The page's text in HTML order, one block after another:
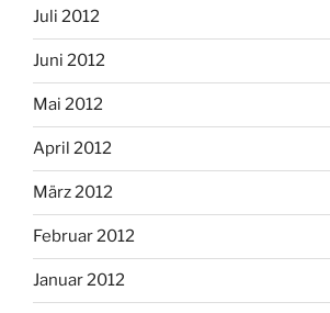
Juli 2012
Juni 2012
Mai 2012
April 2012
März 2012
Februar 2012
Januar 2012